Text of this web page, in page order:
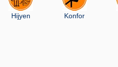
Hijyen Konfor